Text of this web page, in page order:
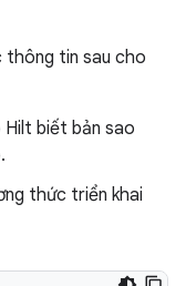
thông tin sau cho
biết bản sao
thức triển khai